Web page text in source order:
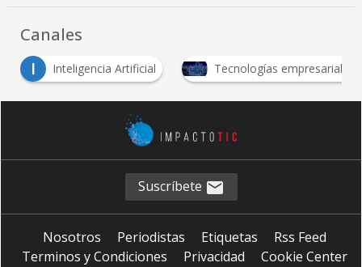
Canales
Inteligencia Artificial Tecnologías empresariales
…
Suscríbete
Nosotros Periodistas Etiquetas
Rss Feed
Terminos y Condiciones
Privacidad Cookie Center